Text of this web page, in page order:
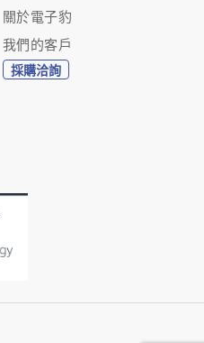
關於電子豹
我們的客戶
採購洽詢